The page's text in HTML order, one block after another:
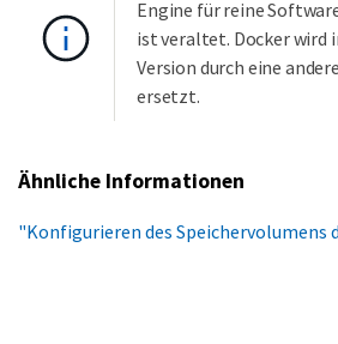
Engine für reine
ist veraltet. Docker wird
Version durch eine
ersetzt.
Ähnliche Informationen
"Konfigurieren des Speichervolumens